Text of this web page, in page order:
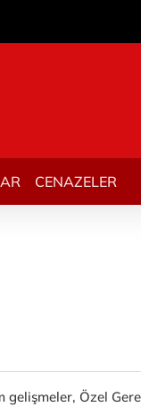
CENAZELER
Özel